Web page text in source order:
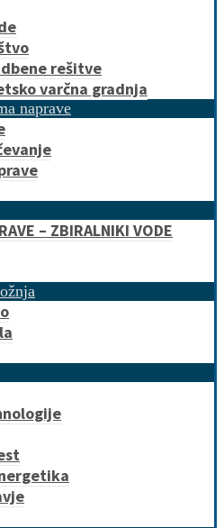
rešitve
varčna gradnja
naprave
– ZBIRALNIKI VODE